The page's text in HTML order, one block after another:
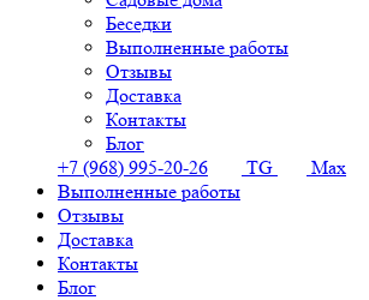
Беседки
Выполненные работы
Отзывы
Доставка
Контакты
Блог
+7 (968) 995-20-26
TG
Max
Выполненные работы
Отзывы
Доставка
Контакты
Блог